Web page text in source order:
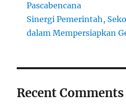
Pascabencana
Sinergi Pemerintah,
dalam Mempersiapkan
Recent Comments